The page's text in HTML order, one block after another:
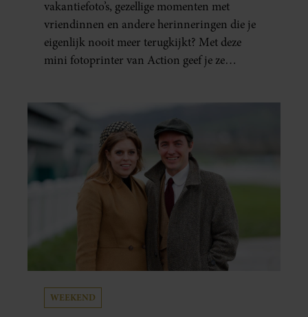
vakantiefoto’s, gezellige momenten met
vriendinnen en andere herinneringen die je
eigenlijk nooit meer terugkijkt? Met deze
mini fotoprinter van Action geef je ze
al in handen.
WEEKEND